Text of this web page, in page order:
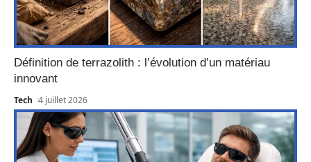
Définition de terrazolith : l’évolution d’un matériau
innovant
Tech 4 juillet 2026